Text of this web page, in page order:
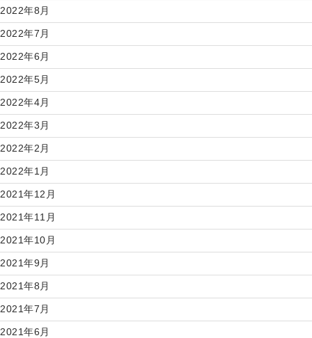
2022年8月
2022年7月
2022年6月
2022年5月
2022年4月
2022年3月
2022年2月
2022年1月
2021年12月
2021年11月
2021年10月
2021年9月
2021年8月
2021年7月
2021年6月